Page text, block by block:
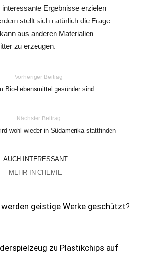
interessante Ergebnisse erzielen
stellt sich natürlich die Frage,
aus anderen Materialien
zu erzeugen.
Vorheriger Beitrag
Bio-Lebensmittel gesünder sind
Nächster Beitrag
wohl wieder in Südamerika stattfinden
AUCH INTERESSANT
MEHR IN CHEMIE
geistige Werke geschützt?
zu Plastikchips auf